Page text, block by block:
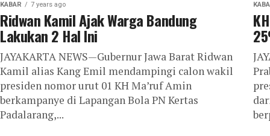
KABAR 7 years ago
Ridwan Kamil Ajak Warga Bandung
Lakukan 2 Hal Ini
JAYAKARTA NEWS—Gubernur Jawa Barat Ridwan
Kamil alias Kang Emil mendampingi calon wakil
presiden nomor urut 01 KH Ma’ruf Amin
berkampanye di Lapangan Bola PN Kertas
Padalarang,...